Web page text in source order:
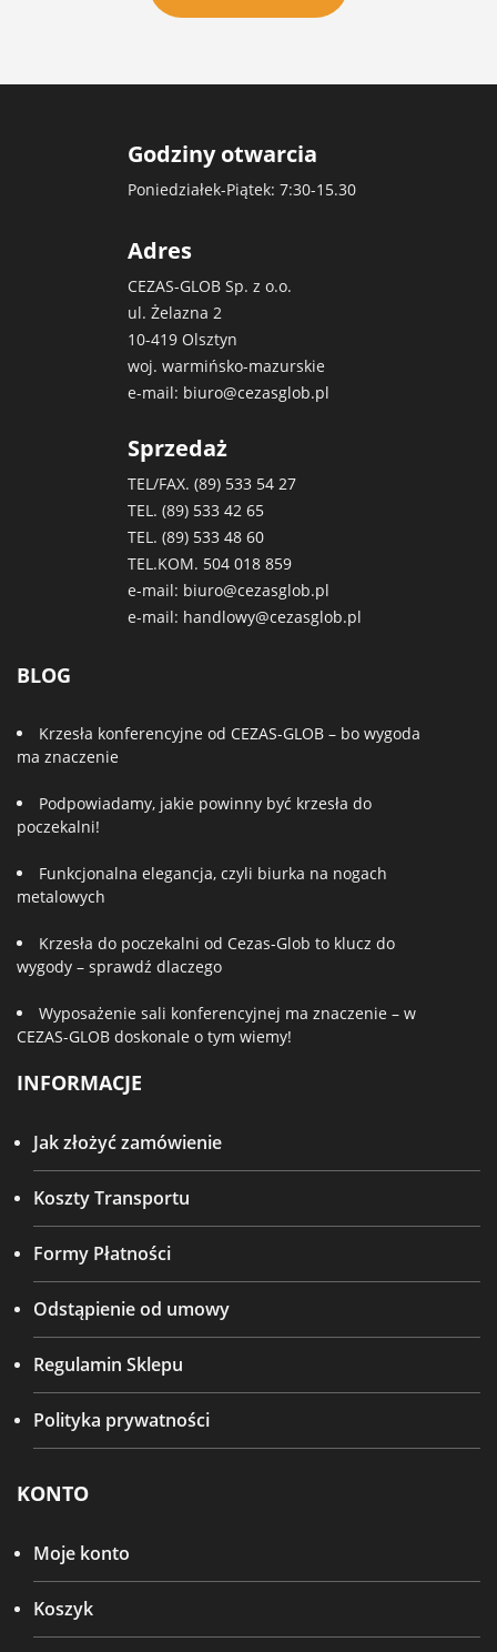
Godziny otwarcia
Poniedziałek-Piątek: 7:30-15.30
Adres
CEZAS-GLOB Sp. z o.o.
ul. Żelazna 2
10-419 Olsztyn
woj. warmińsko-mazurskie
e-mail: biuro@cezasglob.pl
Sprzedaż
TEL/FAX. (89) 533 54 27
TEL. (89) 533 42 65
TEL. (89) 533 48 60
TEL.KOM. 504 018 859
e-mail: biuro@cezasglob.pl
e-mail: handlowy@cezasglob.pl
BLOG
Krzesła konferencyjne od CEZAS-GLOB – bo wygoda
ma znaczenie
Podpowiadamy, jakie powinny być krzesła do
poczekalni!
Funkcjonalna elegancja, czyli biurka na nogach
metalowych
Krzesła do poczekalni od Cezas-Glob to klucz do
wygody – sprawdź dlaczego
Wyposażenie sali konferencyjnej ma znaczenie – w
CEZAS-GLOB doskonale o tym wiemy!
INFORMACJE
Jak złożyć zamówienie
Koszty Transportu
Formy Płatności
Odstąpienie od umowy
Regulamin Sklepu
Polityka prywatności
KONTO
Moje konto
Koszyk